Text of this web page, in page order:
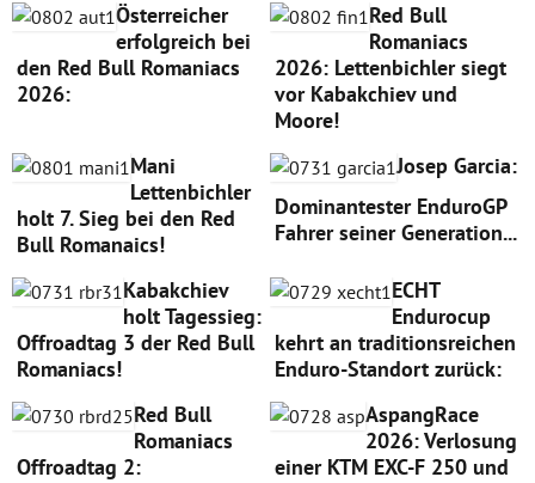
Österreicher
erfolgreich bei
den Red Bull Romaniacs
2026:
Red Bull
Romaniacs
2026: Lettenbichler siegt
vor Kabakchiev und
Moore!
Mani
Lettenbichler
holt 7. Sieg bei den Red
Bull Romanaics!
Josep Garcia:
Dominantester EnduroGP
Fahrer seiner Generation...
Kabakchiev
holt Tagessieg:
Offroadtag 3 der Red Bull
Romaniacs!
ECHT
Endurocup
kehrt an traditionsreichen
Enduro-Standort zurück:
Red Bull
Romaniacs
Offroadtag 2:
AspangRace
2026: Verlosung
einer KTM EXC-F 250 und